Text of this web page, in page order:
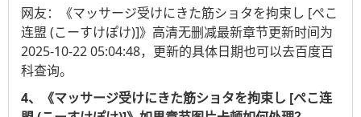
网友：《マッサージ受けにきた筋ショタを拘束し [ぺこ
连盟 (こーすけぽけ)]》高清无删减最新章节更新时间为
2025-10-22 05:04:48，更新的具体日期也可以去百度百
科查询。
4、《マッサージ受けにきた筋ショタを拘束し [ぺこ连